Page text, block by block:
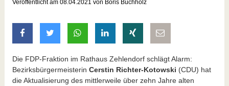
Veröffentlicht am 08.04.2021 von Boris Buchholz
auf Facebook teilen
auf Twitter teilenmit Whatsapp teilen
auf LinkedIn teilen
auf Xing teilen
Die FDP-Fraktion im Rathaus Zehlendorf schlägt Alarm:
Bezirksbürgermeisterin Cerstin Richter-Kotowski (CDU) hat
die Aktualisierung des mittlerweile über zehn Jahre alten